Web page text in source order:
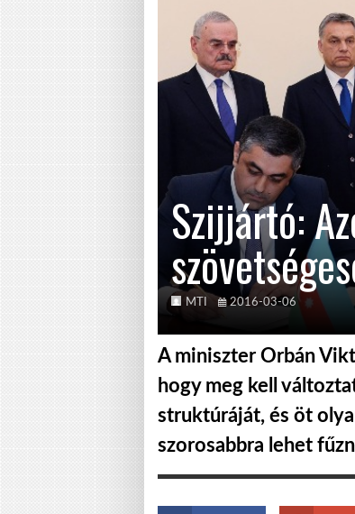
Szijjártó:
MTI 2016-03-06
A miniszter Orbán
hogy meg kell
struktúráját, és öt
szorosabbra lehet